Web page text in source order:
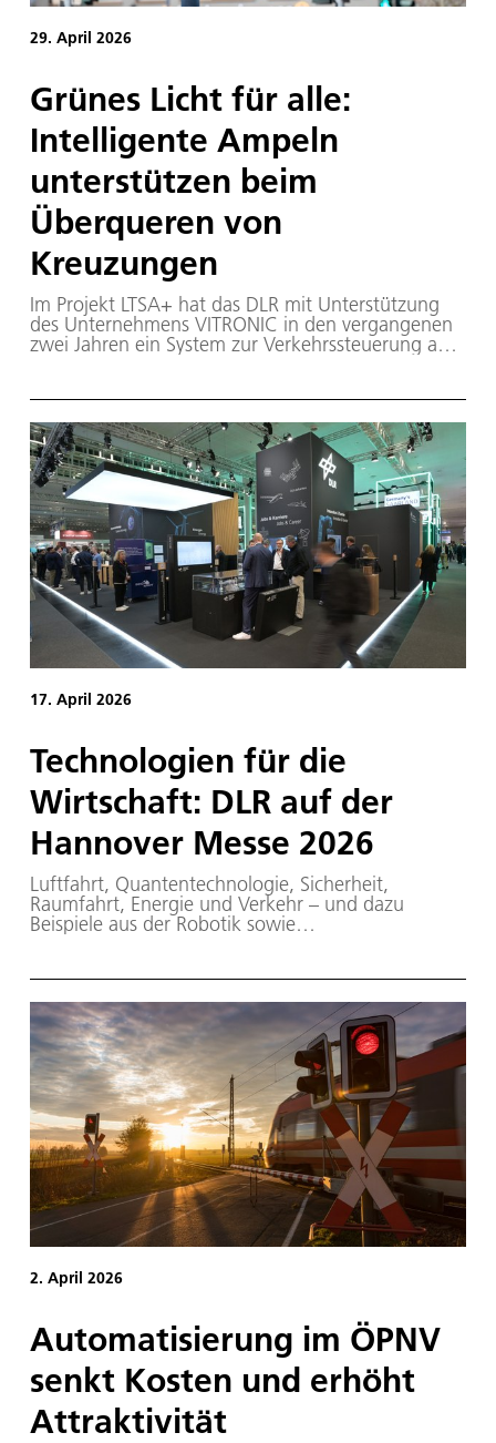
29. April 2026
Grünes Licht für alle:
Intelligente Ampeln
unterstützen beim
Überqueren von
Kreuzungen
Im Projekt LTSA+ hat das DLR mit Unterstützung
des Unternehmens VITRONIC in den vergangenen
zwei Jahren ein System zur Verkehrssteuerung an
17. April 2026
Technologien für die
Wirtschaft: DLR auf der
Hannover Messe 2026
Luftfahrt, Quantentechnologie, Sicherheit,
Raumfahrt, Energie und Verkehr – und dazu
Beispiele aus der Robotik sowie
aus seiner Forschung und insbesondere
Technologien für die Wirtschaft. Das DLR
präsentiert sich in Halle 11, Stand D49. In der Halle
stehen „Forschung & Innovationstransfer“ im
Mittelpunkt. Zusätzlich sind Projekte des DLR an
weiteren Ständen vertreten. Das Motto der
Hannover Messe, die vom 20. bis 24. April 2026
stattfindet, lautet diesmal „Think Tech Forward“.
2. April 2026
Automatisierung im ÖPNV
senkt Kosten und erhöht
Attraktivität